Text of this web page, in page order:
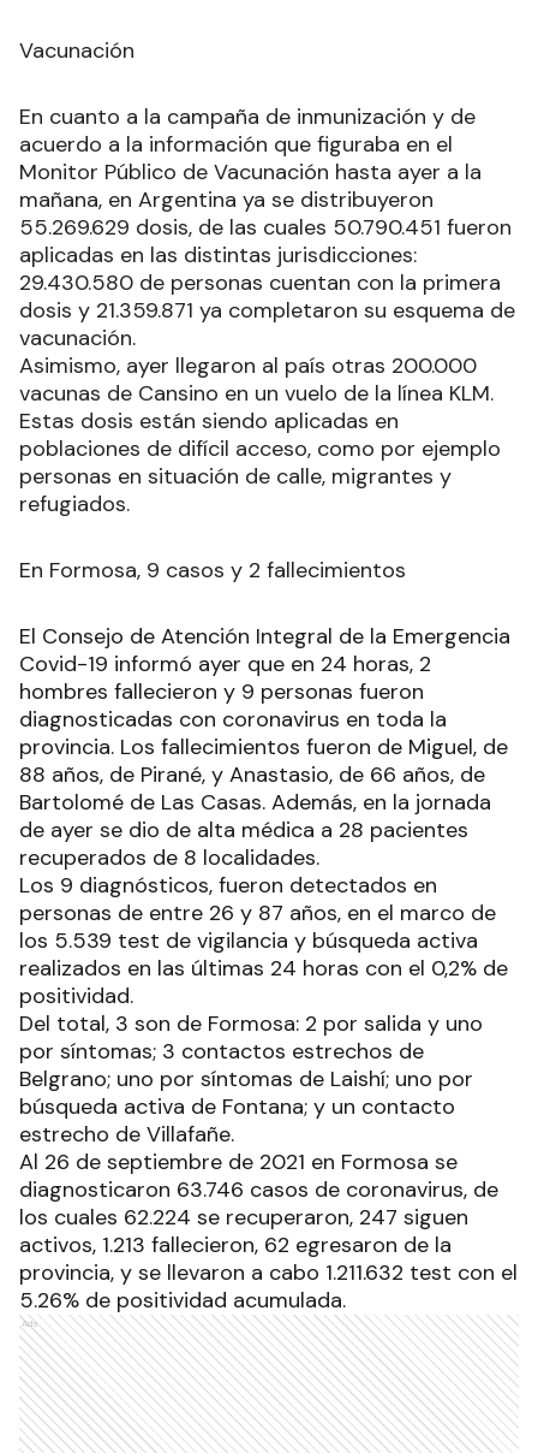
Vacunación
En cuanto a la campaña de inmunización y de
acuerdo a la información que figuraba en el
Monitor Público de Vacunación hasta ayer a la
mañana, en Argentina ya se distribuyeron
55.269.629 dosis, de las cuales 50.790.451 fueron
aplicadas en las distintas jurisdicciones:
29.430.580 de personas cuentan con la primera
dosis y 21.359.871 ya completaron su esquema de
vacunación.
Asimismo, ayer llegaron al país otras 200.000
vacunas de Cansino en un vuelo de la línea KLM.
Estas dosis están siendo aplicadas en
poblaciones de difícil acceso, como por ejemplo
personas en situación de calle, migrantes y
refugiados.
En Formosa, 9 casos y 2 fallecimientos
El Consejo de Atención Integral de la Emergencia
Covid-19 informó ayer que en 24 horas, 2
hombres fallecieron y 9 personas fueron
diagnosticadas con coronavirus en toda la
provincia. Los fallecimientos fueron de Miguel, de
88 años, de Pirané, y Anastasio, de 66 años, de
Bartolomé de Las Casas. Además, en la jornada
de ayer se dio de alta médica a 28 pacientes
recuperados de 8 localidades.
Los 9 diagnósticos, fueron detectados en
personas de entre 26 y 87 años, en el marco de
los 5.539 test de vigilancia y búsqueda activa
realizados en las últimas 24 horas con el 0,2% de
positividad.
Del total, 3 son de Formosa: 2 por salida y uno
por síntomas; 3 contactos estrechos de
Belgrano; uno por síntomas de Laishí; uno por
búsqueda activa de Fontana; y un contacto
estrecho de Villafañe.
Al 26 de septiembre de 2021 en Formosa se
diagnosticaron 63.746 casos de coronavirus, de
los cuales 62.224 se recuperaron, 247 siguen
activos, 1.213 fallecieron, 62 egresaron de la
provincia, y se llevaron a cabo 1.211.632 test con el
5.26% de positividad acumulada.
Ads